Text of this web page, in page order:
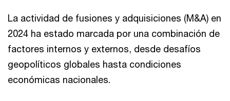
La actividad de fusiones y adquisiciones (M&A) en
2024 ha estado marcada por una combinación de
factores internos y externos, desde desafíos
geopolíticos globales hasta condiciones
económicas nacionales.